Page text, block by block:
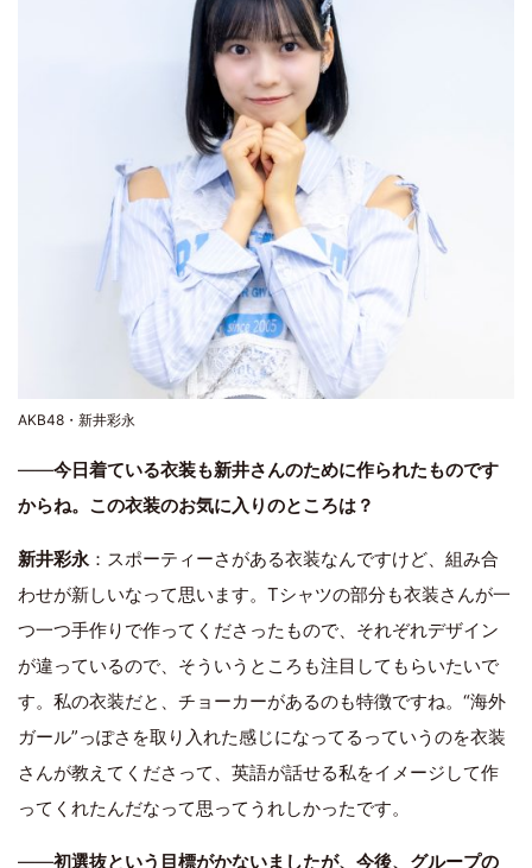
AKB48・新井彩永
――今日着ている衣装も新井さんのために作られたものです
からね。この衣装のお気に入りのところは？
新井彩永：スポーティーさがある衣装なんですけど、組み合
わせが新しいなって思います。Tシャツの部分も衣装さんが一
つ一つ手作りで作ってくださったもので、それぞれデザイン
が違っているので、そういうところも注目してもらいたいで
す。私の衣装だと、チョーカーがあるのも特徴ですね。“海外
ガール”っぽさを取り入れた感じになってるっていうのを衣装
さんが教えてくださって、英語が話せる私をイメージして作
ってくれたんだなって思ってうれしかったです。
――初選抜という目標がかないましたが、今後、グループの